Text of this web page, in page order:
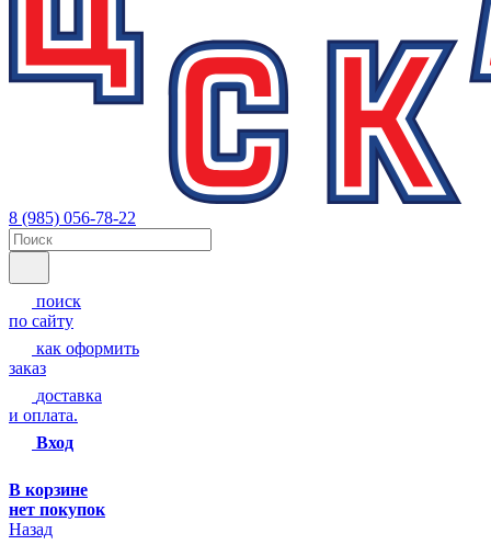
8 (985) 056-78-22
поиск
по сайту
как оформить
заказ
доставка
и оплата.
Вход
В корзине
нет покупок
Назад